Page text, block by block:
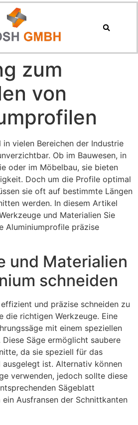
zum
von
vielen Bereichen der Industrie
Ob im Bauwesen, in
oder im Möbelbau, sie bieten
Doch um die Profile optimal
sie oft auf bestimmte Längen
werden. In diesem Artikel
und Materialien Sie
Aluminiumprofile präzise
und Materialien
schneiden
und präzise schneiden zu
die richtigen Werkzeuge. Eine
mit einem speziellen
Säge ermöglicht saubere
da sie speziell für das
ausgelegt ist. Alternativ können
verwenden, jedoch sollte diese
Sägeblatt
Ausfransen der Schnittkanten